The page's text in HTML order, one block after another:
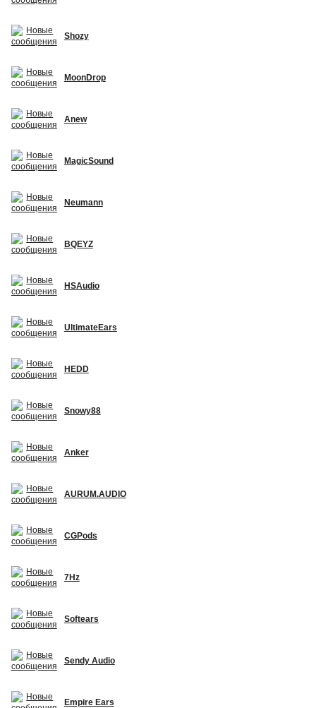
Shozy
MoonDrop
Anew
MagicSound
Neumann
BQEYZ
HSAudio
UltimateEars
HEDD
Snowy88
Anker
AURUM.AUDIO
CGPods
7Hz
Softears
Sendy Audio
Empire Ears